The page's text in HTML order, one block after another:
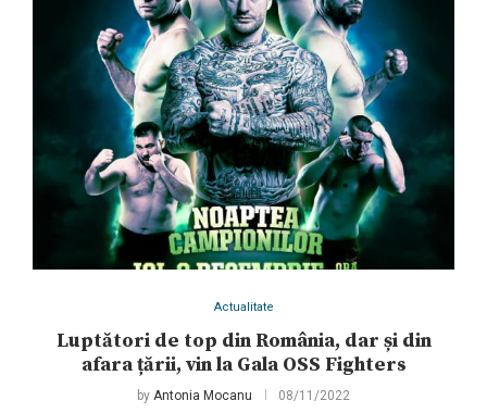
Actualitate
Luptători de top din România, dar și din
afara țării, vin la Gala OSS Fighters
by Antonia Mocanu 08/11/2022